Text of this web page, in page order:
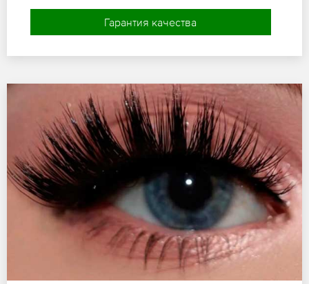
Гарантия качества